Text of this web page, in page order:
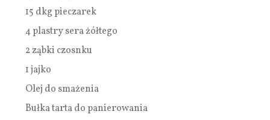
15 dkg pieczarek
4 plastry sera żółtego
2 ząbki czosnku
1 jajko
Olej do smażenia
Bułka tarta do panierowania